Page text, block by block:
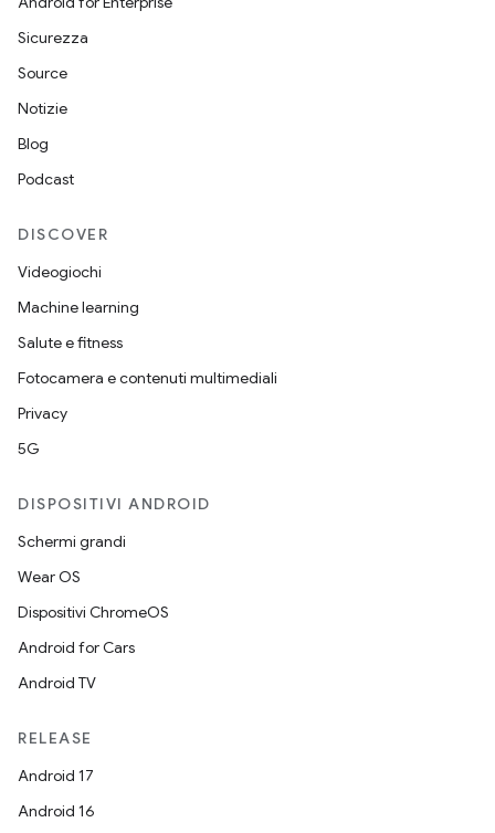
Sicurezza
Source
Notizie
Blog
Podcast
DISCOVER
Videogiochi
Machine learning
Salute e fitness
Fotocamera e contenuti multimediali
Privacy
5G
DISPOSITIVI ANDROID
Schermi grandi
Wear OS
Dispositivi ChromeOS
Android for Cars
Android TV
RELEASE
Android 17
Android 16